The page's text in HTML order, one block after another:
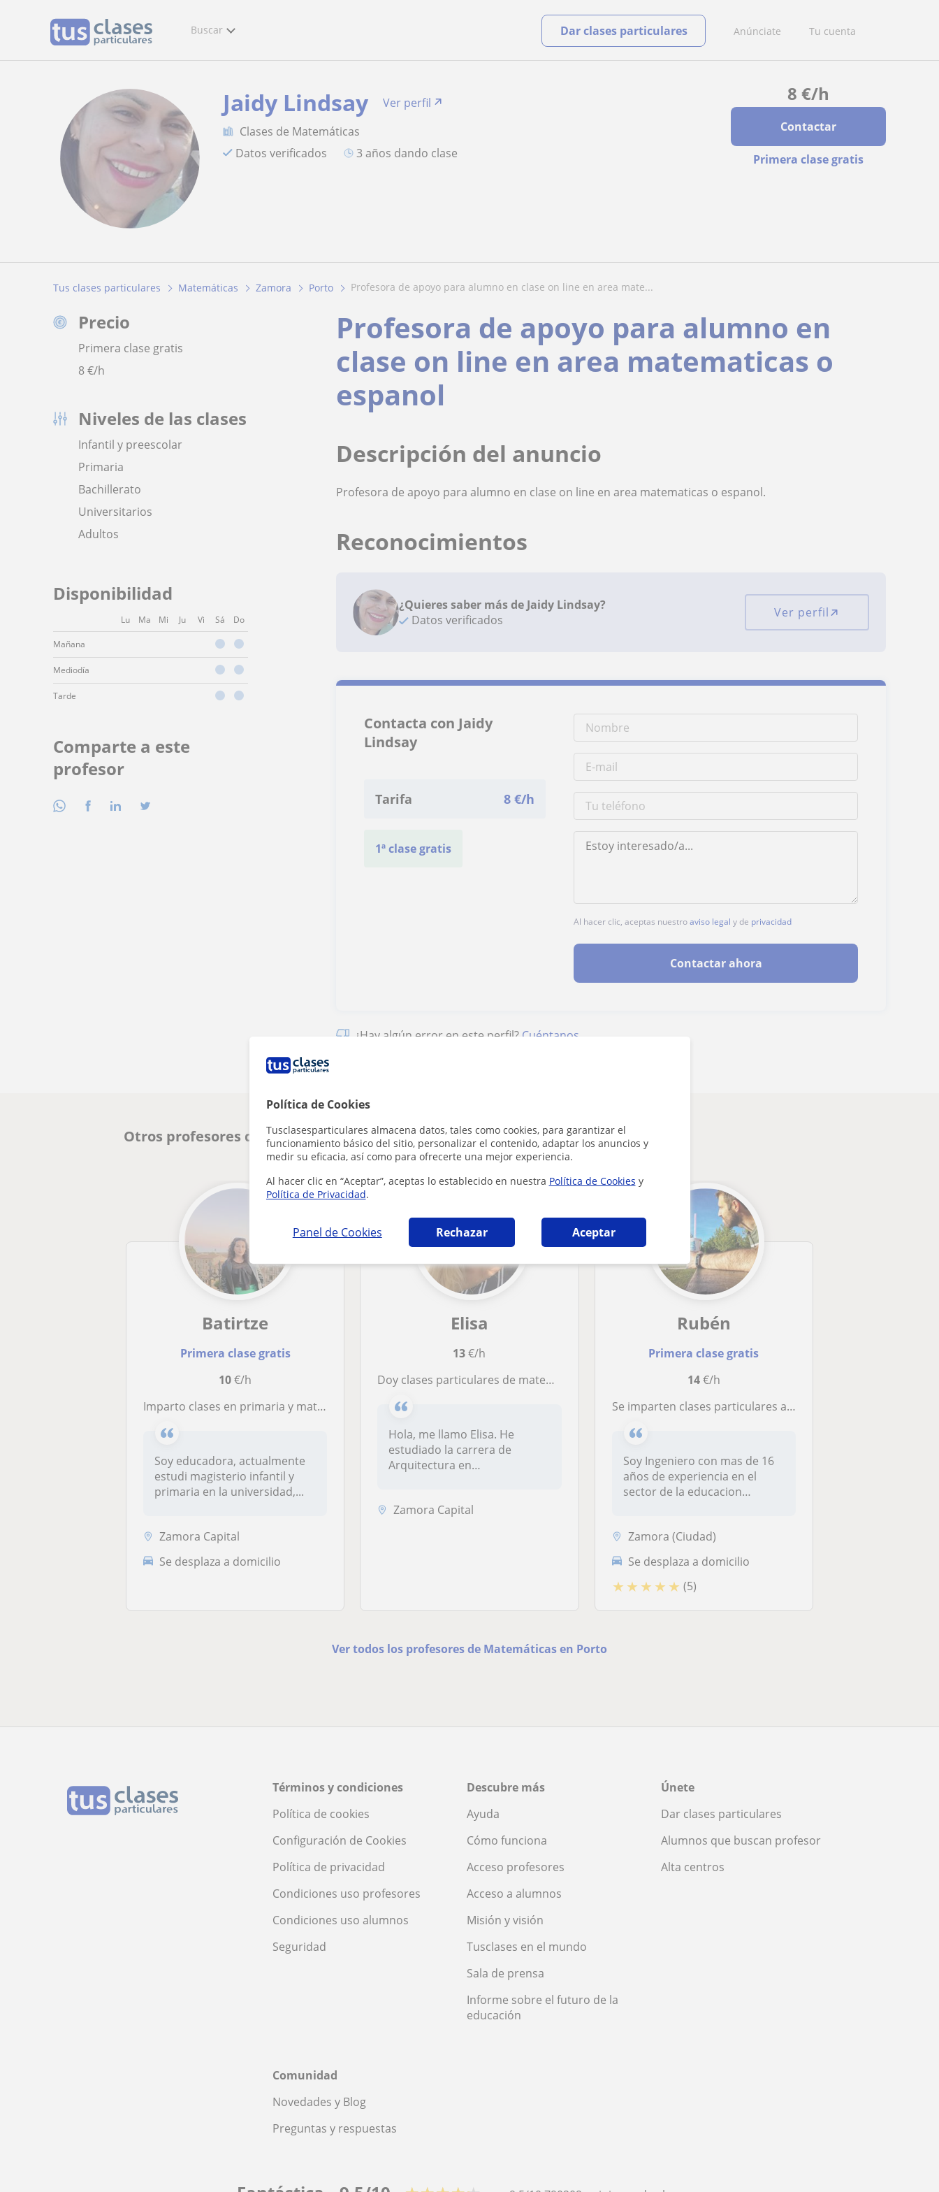
Política de Cookies
Tusclasesparticulares almacena datos, tales como cookies, para garantizar el
funcionamiento básico del sitio, personalizar el contenido, adaptar los anuncios y
medir su eficacia, así como para ofrecerte una mejor experiencia.
Al hacer clic en “Aceptar”, aceptas lo establecido en nuestra Política de Cookies y
Política de Privacidad.
Panel de Cookies Rechazar Aceptar
Buscar Anúnciate Tu cuenta
Dar clases particulares
8 €/h
Contactar
Primera clase gratis
Jaidy Lindsay
Ver perfil
Clases de Matemáticas
Datos verificados
3 años dando clase
Tus clases particulares Matemáticas Zamora Porto profesora de apoyo para alumno en clase on line en area mate...
Precio
Primera clase gratis
8€/h
Niveles de las clases
Infantil y preescolar
Primaria
Bachillerato
Universitarios
Adultos
Disponibilidad
Lu Ma Mi Ju Vi Sá Do
Mañana
Mediodía
Tarde
Comparte a este
profesor
Profesora de apoyo para alumno en
clase on line en area matematicas o
espanol
Descripción del anuncio
Profesora de apoyo para alumno en clase on line en area matematicas o espanol.
Reconocimientos
¿Quieres saber más de Jaidy Lindsay?
Datos verificados
Ver perfil
Contacta con Jaidy
Lindsay
Tarifa 8 €/h
1ª clase gratis
Al hacer clic, aceptas nuestroaviso legal y de privacidad
Contactar ahora
¿Hay algún error en este perfil? Cuéntanos
Otros profesores de Matemáticas en Porto que pueden interesarte
Batirtze
Primera clase gratis
10€/h
Imparto clases en primaria y matemáticas en la ESO, también cuido niños
Soy educadora, actualmente
estudi magisterio infantil y
primaria en la universidad,...
Zamora Capital
Se desplaza a domicilio
Elisa
13€/h
Doy clases particulares de matematicas, fisica y dibujo técnico principalmente
Hola, me llamo Elisa. He
estudiado la carrera de
Arquitectura en
Zamora Capital
Rubén
Primera clase gratis
14€/h
Se imparten clases particulares a domicilio de Matemáticas, Física, Quimica Tecnologia
Soy Ingeniero con mas de 16
años de experiencia en el
sector de la educacion
Zamora (Ciudad)
Se desplaza a domicilio
★ ★ ★ ★ ★ (5)
Ver todos los profesores de Matemáticas en Porto
Términos y condiciones
Política de cookies
Configuración de Cookies
Política de privacidad
Condiciones uso profesores
Condiciones uso alumnos
Seguridad
Descubre más
Ayuda
Cómo funciona
Acceso profesores
Acceso a alumnos
Misión y visión
Tusclases en el mundo
Sala de prensa
Informe sobre el futuro de la
educación
Únete
Dar clases particulares
Alumnos que buscan profesor
Alta centros
Comunidad
Novedades y Blog
Preguntas y respuestas